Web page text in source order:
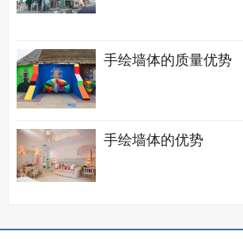
手绘墙体的质量优势
手绘墙体的优势